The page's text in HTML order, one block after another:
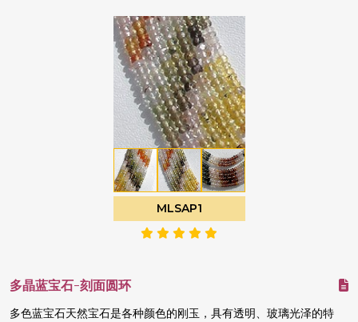
MLSAP1
多晶蓝宝石-刻面圆环
多色蓝宝石天然宝石是各种颜色的刚玉，具有透明、玻璃光泽的特